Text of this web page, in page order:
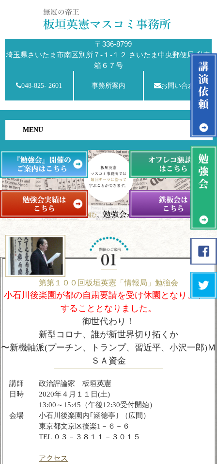
〒336-8799
埼玉県さいたま市南区別所７-１-１２ さいたま中央郵便局 私書
箱６７号
048-825- 2601 事務所案内 お問い合わせ
MENU
第第１００回板垣英憲「情報局」勉強会
小石川後楽園が都の自粛要請を受け休園となり、中止
することとなりました。
御世代わり！
新型コロナ、誰が新世界切り拓くか
〜新機軸派(プーチン、トランプ、習近平、小沢一郎)Ｍ
ＳＡ資金
講師
政治評論家 板垣英憲
日時
2020年４月１１日(土)
13:00～15:45（午後12:30受付開始）
会場
小石川後楽園内｢涵徳亭｣ （広間）
東京都文京区後楽1－６－６
TEL ０３－３８１１－３０１５
アクセス